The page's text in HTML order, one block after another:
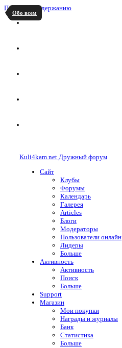
Перейти к содержанию
Обо всем
Kuli4kam.net Дружный форум
Сайт
Клубы
Форумы
Календарь
Галерея
Articles
Блоги
Модераторы
Пользователи онлайн
Лидеры
Больше
Активность
Активность
Поиск
Больше
Support
Магазин
Мои покупки
Награды и журналы
Банк
Статистика
Больше